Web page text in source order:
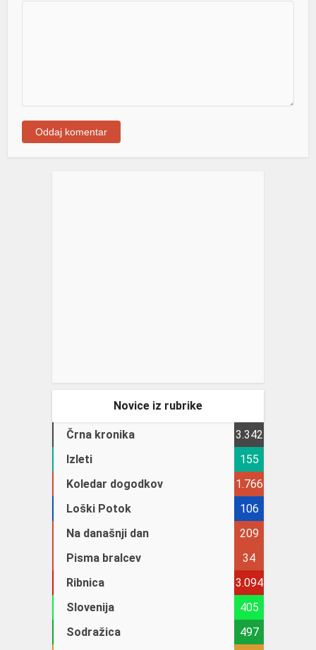
Novice iz rubrike
Črna kronika
3.342
Izleti
155
Koledar dogodkov
1.766
Loški Potok
106
Na današnji dan
209
Pisma bralcev
34
Ribnica
3.094
Slovenija
405
Sodražica
497